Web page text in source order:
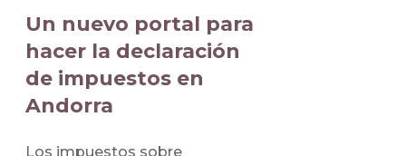
Un nuevo portal para
hacer la declaración
de impuestos en
Andorra
Los impuestos sobre